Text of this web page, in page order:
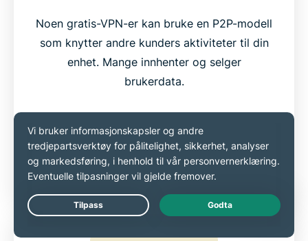
Noen gratis-VPN-er kan bruke en P2P-modell
som knytter andre kunders aktiviteter til din
enhet. Mange innhenter og selger
brukerdata.
med full VPN-kryptering. Strenge
retningslinjer mot loggføring sikrer at
dataene dine ikke blir registrert eller delt.
Live Chat